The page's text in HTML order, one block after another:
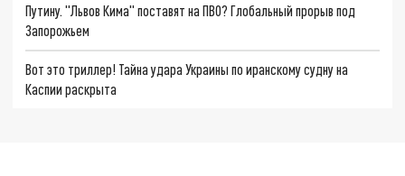
Путину. "Львов Кима" поставят на ПВО? Глобальный прорыв под
Запорожьем
Вот это триллер! Тайна удара Украины по иранскому судну на
Каспии раскрыта